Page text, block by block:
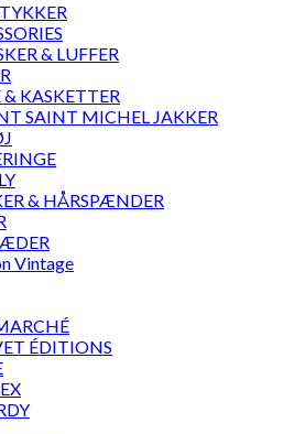
& LUFFER
KASKETTER
SAINT MICHEL JAKKER
& HÅRSPÆNDER
Vintage
ÉDITIONS